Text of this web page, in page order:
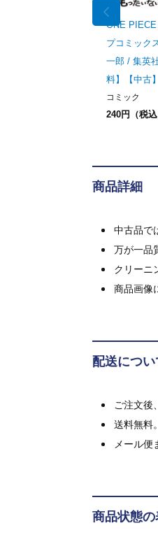
ONE
プコミック
一郎 / 集英
料】【中古】
コミック
240円（税込
商品詳細
中古品で
万が一品
クリーニ
商品画像
配送につい
ご注文後
送料無料。
メール便
商品状態